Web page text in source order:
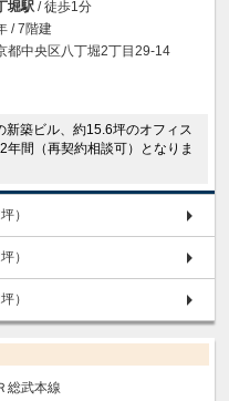
堀駅 / 徒歩1分
/ 7階建
都中央区八丁堀2丁目29-14
新築ビル、約15.6坪のオフィス
間（再契約相談可）となりま
）
）
）
総武本線